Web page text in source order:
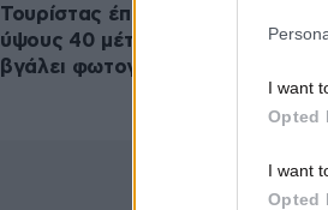
I want
Opted
I want
Opted
Τουρίστας έπεσε από καταρράκτη
ύψους 40 μέτρων,
βγάλει φωτογραφία